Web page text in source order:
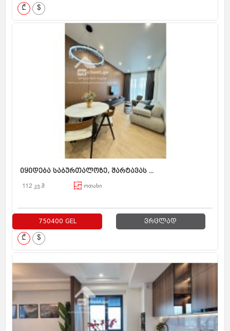
₾ $
იყიდება საბურთალოზე, შარტავას ...
112 კვ.მ ოთახი
750400 GEL ვრცლად
₾ $